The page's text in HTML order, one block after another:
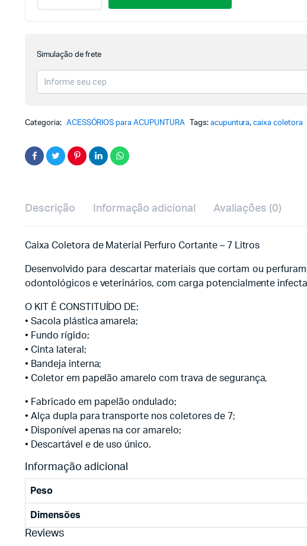
Simulação de frete
Categoria: ACESSÓRIOS para ACUPUNTURA Tags: acupuntura,caixa coletora
Descrição Informação adicional Avaliações (0)
Caixa Coletora de Material Perfuro Cortante – 7 Litros
Desenvolvido para descartar materiais que cortam ou
odontológicos e veterinários, com carga potencialmente
O KIT É CONSTITUÍDO DE:
• Sacola plástica amarela;
• Fundo rígido;
• Cinta lateral;
• Bandeja interna;
• Coletor em papelão amarelo com trava de segurança,
• Fabricado em papelão ondulado;
• Alça dupla para transporte nos coletores de 7;
• Disponível apenas na cor amarelo;
• Descartável e de uso único.
Informação adicional
Peso
Dimensões
Reviews